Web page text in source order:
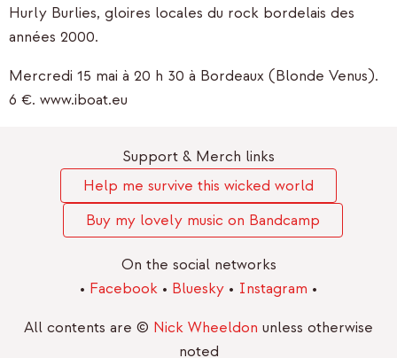
Hurly Burlies, gloires locales du rock bordelais des
années 2000.
Mercredi 15 mai à 20 h 30 à Bordeaux (Blonde Venus).
6 €. www.iboat.eu
Support & Merch links
Help me survive this wicked world
Buy my lovely music on Bandcamp
On the social networks
• Facebook • Bluesky • Instagram •
All contents are © Nick Wheeldon unless otherwise
noted